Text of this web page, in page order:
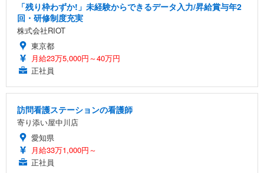
「残り枠わずか!」未経験からできるデータ入力/昇給賞与年2
回・研修制度充実
株式会社RIOT
東京都
月給23万5,000円～40万円
正社員
訪問看護ステーションの看護師
寄り添い屋中川店
愛知県
月給33万1,000円～
正社員